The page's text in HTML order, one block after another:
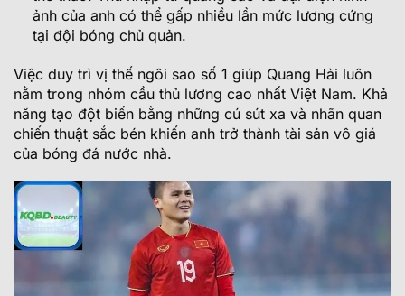
ảnh của anh có thể gấp nhiều lần mức lương cứng
tại đội bóng chủ quản.
Việc duy trì vị thế ngôi sao số 1 giúp Quang Hải luôn
nằm trong nhóm cầu thủ lương cao nhất Việt Nam. Khả
năng tạo đột biến bằng những cú sút xa và nhãn quan
chiến thuật sắc bén khiến anh trở thành tài sản vô giá
của bóng đá nước nhà.